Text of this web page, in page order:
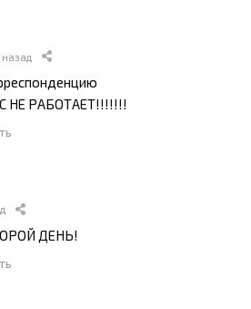
НЕ РАБОТАЕТ!!!!!!!
ДЕНЬ!